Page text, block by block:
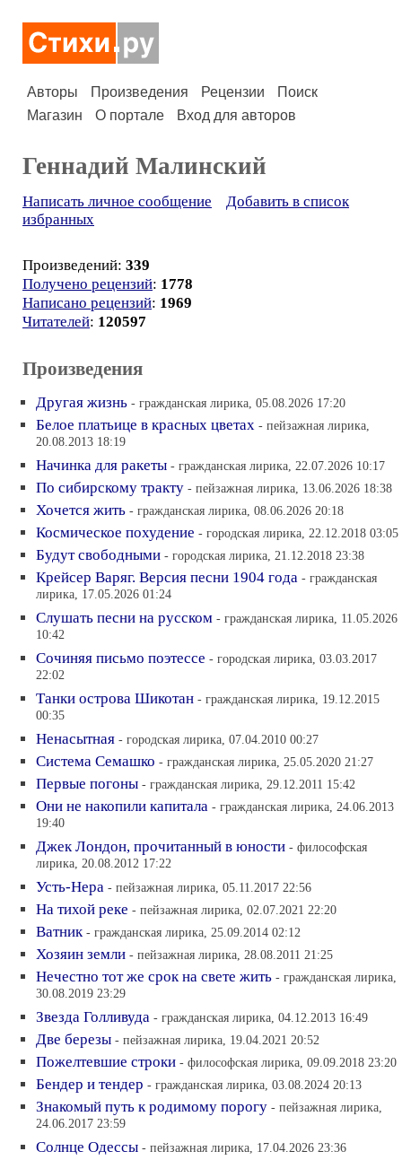
Авторы Произведения Рецензии
Поиск
Магазин
О портале Вход для авторов
Геннадий Малинский
Написать личное сообщение
Добавить в список
избранных
Произведений: 339
Получено рецензий: 1778
Написано рецензий: 1969
Читателей: 120597
Произведения
Другая жизнь - гражданская лирика, 05.08.2026 17:20
Белое платьице в красных цветах - пейзажная лирика,
20.08.2013 18:19
Начинка для ракеты - гражданская лирика, 22.07.2026 10:17
По сибирскому тракту - пейзажная лирика, 13.06.2026 18:38
Хочется жить - гражданская лирика, 08.06.2026 20:18
Космическое похудение - городская лирика, 22.12.2018 03:05
Будут свободными - городская лирика, 21.12.2018 23:38
Крейсер Варяг. Версия песни 1904 года - гражданская
лирика, 17.05.2026 01:24
Слушать песни на русском - гражданская лирика, 11.05.2026
10:42
Сочиняя письмо поэтессе - городская лирика, 03.03.2017
22:02
Танки острова Шикотан - гражданская лирика, 19.12.2015
00:35
Ненасытная - городская лирика, 07.04.2010 00:27
Система Семашко - гражданская лирика, 25.05.2020 21:27
Первые погоны - гражданская лирика, 29.12.2011 15:42
Они не накопили капитала - гражданская лирика, 24.06.2013
19:40
Джек Лондон, прочитанный в юности - философская
лирика, 20.08.2012 17:22
Усть-Нера - пейзажная лирика, 05.11.2017 22:56
На тихой реке - пейзажная лирика, 02.07.2021 22:20
Ватник - гражданская лирика, 25.09.2014 02:12
Хозяин земли - пейзажная лирика, 28.08.2011 21:25
Нечестно тот же срок на свете жить - гражданская лирика,
30.08.2019 23:29
Звезда Голливуда - гражданская лирика, 04.12.2013 16:49
Две березы - пейзажная лирика, 19.04.2021 20:52
Пожелтевшие строки - философская лирика, 09.09.2018 23:20
Бендер и тендер - гражданская лирика, 03.08.2024 20:13
Знакомый путь к родимому порогу - пейзажная лирика,
24.06.2017 23:59
Солнце Одессы - пейзажная лирика, 17.04.2026 23:36